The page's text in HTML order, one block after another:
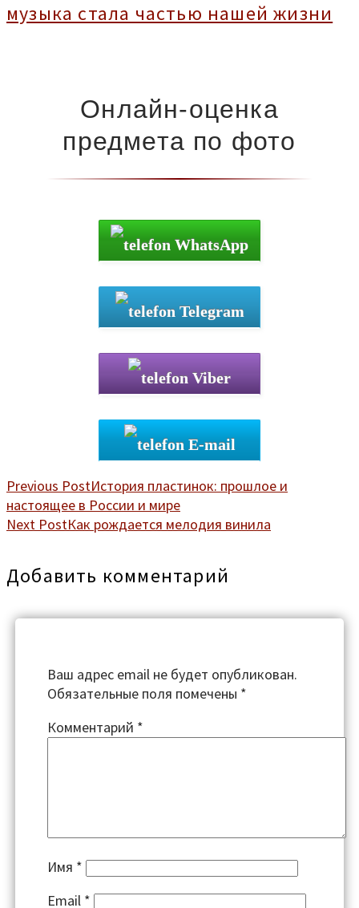
музыка стала частью нашей жизни
Онлайн-оценка
предмета по фото
WhatsApp
Telegram
Viber
E-mail
Previous PostИстория пластинок: прошлое и
настоящее в России и мире
Next PostКак рождается мелодия винила
Добавить комментарий
Ваш адрес email не будет опубликован.
Обязательные поля помечены *
Комментарий *
Имя *
Email *